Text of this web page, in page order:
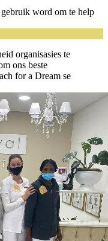
word om te help
organisasies te
ons beste
for a Dream se